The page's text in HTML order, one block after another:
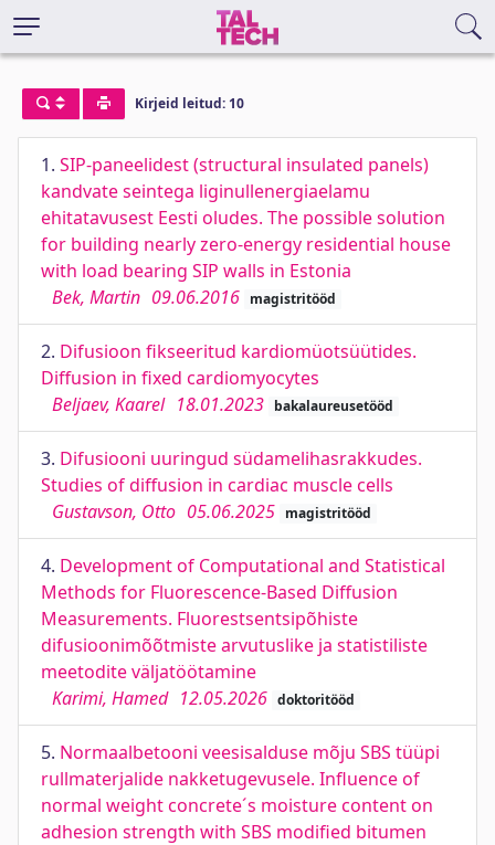
Kirjeid leitud: 10
1. SIP-paneelidest (structural insulated panels)
kandvate seintega liginullenergiaelamu
ehitatavusest Eesti oludes. The possible solution
for building nearly zero-energy residential house
with load bearing SIP walls in Estonia
Bek, Martin 09.06.2016 magistritööd
2. Difusioon fikseeritud kardiomüotsüütides.
Diffusion in fixed cardiomyocytes
Beljaev, Kaarel 18.01.2023 bakalaureusetööd
3. Difusiooni uuringud südamelihasrakkudes.
Studies of diffusion in cardiac muscle cells
Gustavson, Otto 05.06.2025 magistritööd
4. Development of Computational and Statistical
Methods for Fluorescence-Based Diffusion
Measurements. Fluorestsentsipõhiste
difusioonimõõtmiste arvutuslike ja statistiliste
meetodite väljatöötamine
Karimi, Hamed 12.05.2026 doktoritööd
5. Normaalbetooni veesisalduse mõju SBS tüüpi
rullmaterjalide nakketugevusele. Influence of
normal weight concrete´s moisture content on
adhesion strength with SBS modified bitumen